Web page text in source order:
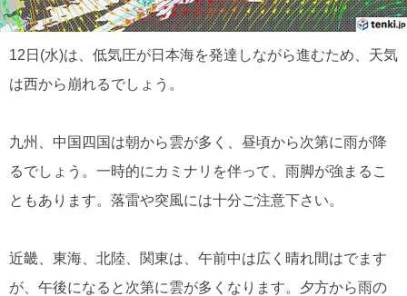
12日(水)は、低気圧が日本海を発達しながら進むため、天気
は西から崩れるでしょう。
九州、中国四国は朝から雲が多く、昼頃から次第に雨が降
るでしょう。一時的にカミナリを伴って、雨脚が強まるこ
ともあります。落雷や突風には十分ご注意下さい。
近畿、東海、北陸、関東は、午前中は広く晴れ間はでます
が、午後になると次第に雲が多くなります。夕方から雨の